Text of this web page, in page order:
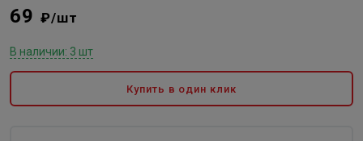
69 ₽/шт
В наличии: 3 шт
Купить в один клик